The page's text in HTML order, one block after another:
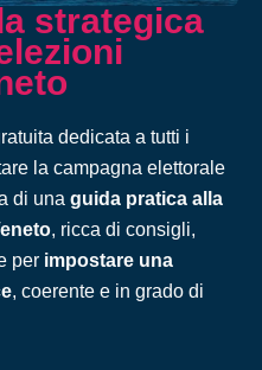
strategica
dedicata a tutti i
la campagna elettorale
di una guida pratica alla
, ricca di consigli,
per impostare una
, coerente e in grado di